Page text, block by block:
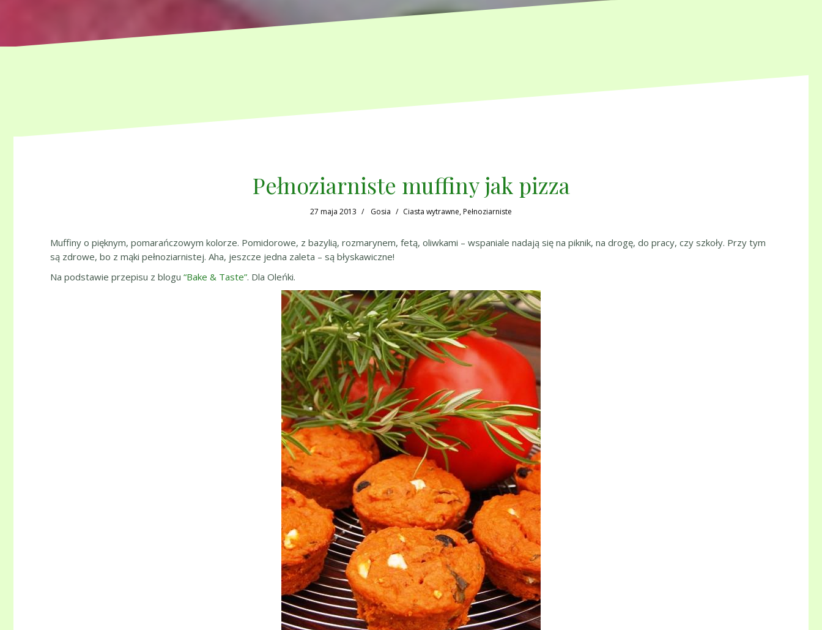
Pełnoziarniste muffiny jak pizza
27 maja 2013 Gosia Ciasta wytrawne,Pełnoziarniste
Muffiny o pięknym, pomarańczowym kolorze. Pomidorowe, z bazylią, rozmarynem, fetą, oliwkami – wspaniale nadają się na piknik, na drogę, do pracy, czy szkoły. Przy tym
są zdrowe, bo z mąki pełnoziarnistej. Aha, jeszcze jedna zaleta – są błyskawiczne!
Na podstawie przepisu z blogu “Bake & Taste”. Dla Oleńki.